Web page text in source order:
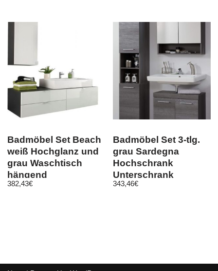
Badmöbel Set Beach
weiß Hochglanz und
grau Waschtisch
hängend
Waschbecken opt.
382,43€
Badmöbel Set 3-tlg.
grau Sardegna
Hochschrank
Unterschrank
Spiegelschrank
343,46€